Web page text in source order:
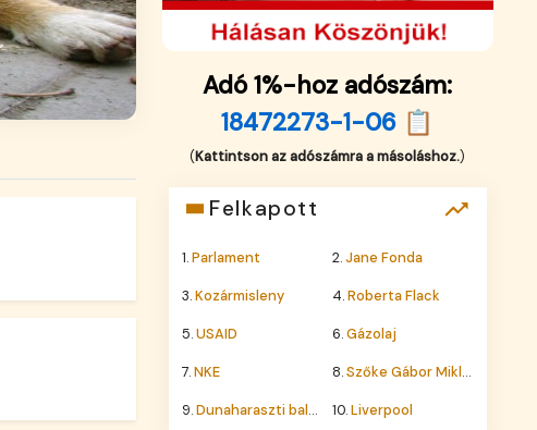
Adó 1%-hoz adószám:
18472273-1-06 📋
(Kattintson az adószámra a másoláshoz.)
Felkapott
1.Parlament 2.Jane Fonda
3.Kozármisleny 4.Roberta Flack
5.USAID 6.Gázolaj
7.NKE 8.Szőke Gábor Miklós
9.Dunaharaszti baleset 10.Liverpool